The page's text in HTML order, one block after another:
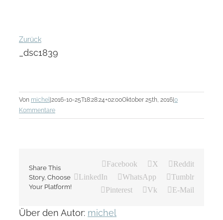
Zurück
_dsc1839
Von michel |2016-10-25T18:28:24+02:00Oktober 25th, 2016|0
Kommentare
Share This
Story, Choose
Your Platform!
Facebook X
Reddit
LinkedIn
WhatsApp
Tumblr
Pinterest
Vk E-Mail
Über den Autor: michel